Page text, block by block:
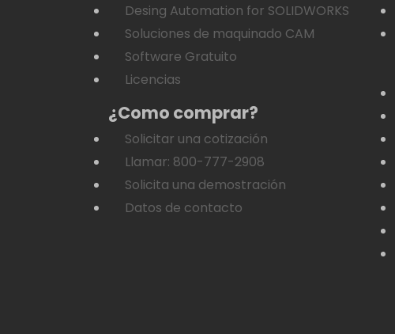
Desing Automation for SOLIDWORKS
Soluciones de maquinado CAM
Software Gratuito
Licencias
¿Como comprar?
Solicitar una cotización
Llamar: 800-777-2908
Solicita una demostración
Datos de contacto